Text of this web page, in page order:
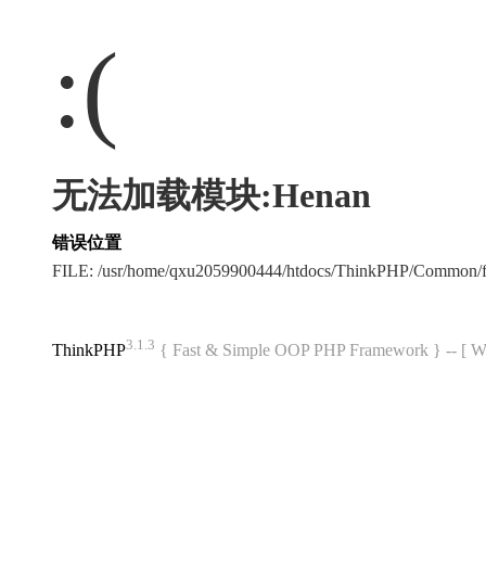
:(
无法加载模块:Henan
错误位置
FILE: /usr/home/qxu2059900444/htdocs/ThinkPHP/
ThinkPHP3.1.3 { Fast & Simple OOP PHP Framework } -- [